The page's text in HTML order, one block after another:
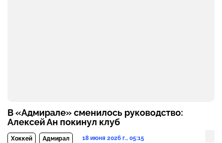
В «Адмирале» сменилось руководство:
Алексей Ан покинул клуб
Хоккей Адмирал 18 июня 2026 г., 05:15